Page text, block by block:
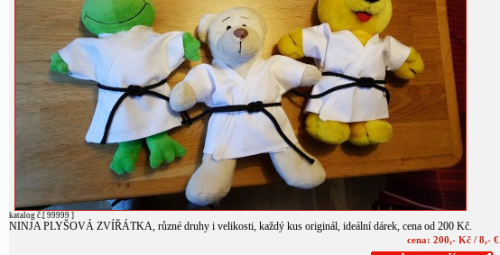
katalog č.[ 99999 ]
NINJA PLYŠOVÁ ZVÍŘÁTKA, různé druhy i velikosti, každý kus originál, ideální dárek, cena od 200 Kč.
cena: 200,- Kč / 8,- €